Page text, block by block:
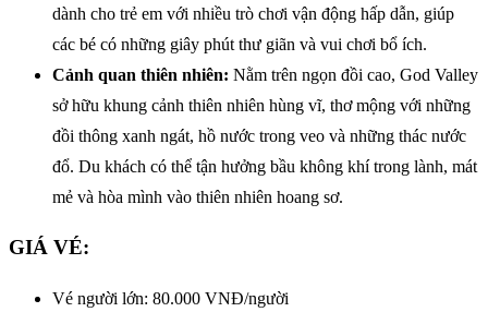
dành cho trẻ em với nhiều trò chơi vận động hấp dẫn, giúp
các bé có những giây phút thư giãn và vui chơi bổ ích.
Cảnh quan thiên nhiên: Nằm trên ngọn đồi cao, God Valley
sở hữu khung cảnh thiên nhiên hùng vĩ, thơ mộng với những
đồi thông xanh ngát, hồ nước trong veo và những thác nước
đổ. Du khách có thể tận hưởng bầu không khí trong lành, mát
mẻ và hòa mình vào thiên nhiên hoang sơ.
GIÁ VÉ:
Vé người lớn: 80.000 VNĐ/người